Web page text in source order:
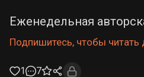
Еженедельная
Подпишитесь, чтобы читать
1 7